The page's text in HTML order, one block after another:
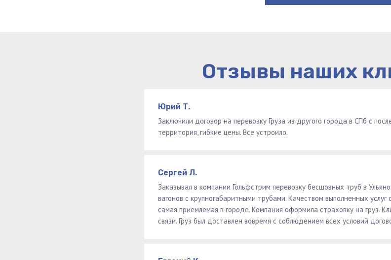
Отзывы наших
Юрий Т.
Заключили договор на перевозку Груза из другого города в СПб с
территория, гибкие цены. Все устроило.
Сергей Л.
Заказывал в компании Гольфстрим перевозку бесшовных труб в
вагонов с крупногабаритными трубами. Качеством выполненных услуг
самая приемлемая в городе. Компания оформила страховку на груз.
связи. Груз был доставлен вовремя с соблюдением всех условий